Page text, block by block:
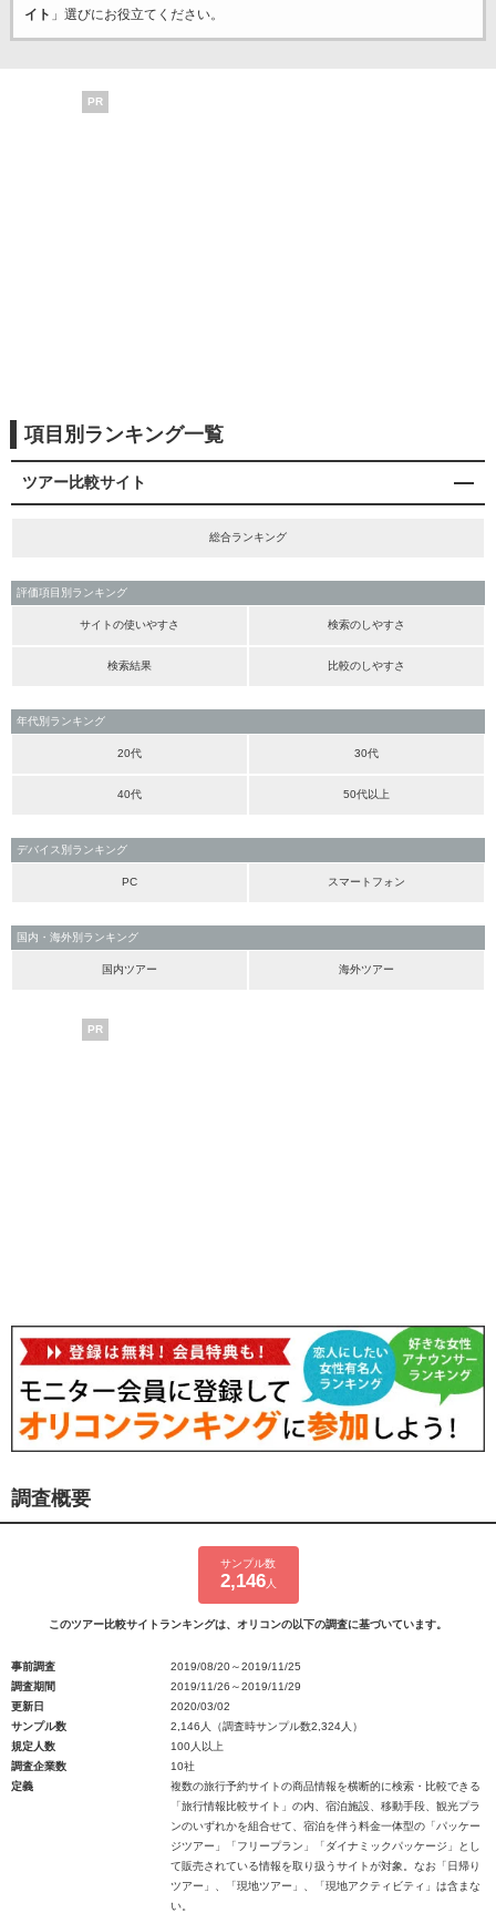
イト 」選びにお役立てください。
PR
項目別ランキング一覧
ツアー比較サイト
総合ランキング
評価項目別ランキング
サイトの使いやすさ 検索のしやすさ
検索結果 比較のしやすさ
年代別ランキング
20代 30代
40代 50代以上
デバイス別ランキング
PC スマートフォン
国内・海外別ランキング
国内ツアー 海外ツアー
PR
調査概要
サンプル数
2,146人
このツアー比較サイトランキングは、オリコンの以下の調査に基づいています。
事前調査
2019/08/20～2019/11/25
調査期間
2019/11/26～2019/11/29
更新日
2020/03/02
サンプル数
2,146人（調査時サンプル数2,324人）
規定人数
100人以上
調査企業数
10社
定義
複数の旅行予約サイトの商品情報を横断的に検索・比較できる
「旅行情報比較サイト」の内、宿泊施設、移動手段、観光プラ
ンのいずれかを組合せて、宿泊を伴う料金一体型の「パッケー
ジツアー」「フリープラン」「ダイナミックパッケージ」とし
て販売されている情報を取り扱うサイトが対象。なお「日帰り
ツアー」、「現地ツアー」、「現地アクティビティ」は含まな
い。